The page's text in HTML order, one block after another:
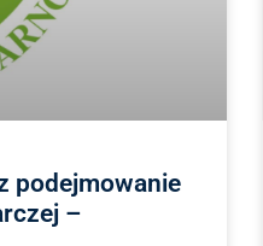
podejmowanie
–